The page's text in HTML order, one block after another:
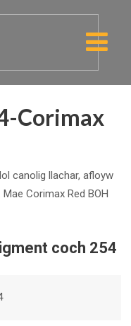
Corimax
canolig llachar, afloyw
Corimax Red BOH
coch 254